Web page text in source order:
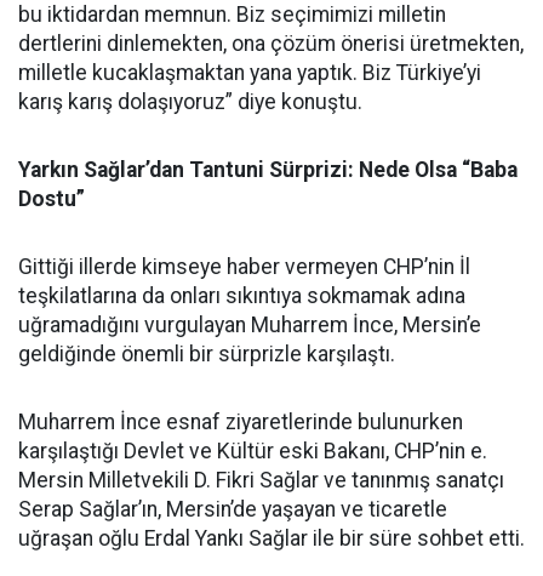
bu iktidardan memnun. Biz seçimimizi milletin
dertlerini dinlemekten, ona çözüm önerisi üretmekten,
milletle kucaklaşmaktan yana yaptık. Biz Türkiye’yi
karış karış dolaşıyoruz” diye konuştu.
Yarkın Sağlar’dan Tantuni Sürprizi: Nede Olsa “Baba
Dostu”
Gittiği illerde kimseye haber vermeyen CHP’nin İl
teşkilatlarına da onları sıkıntıya sokmamak adına
uğramadığını vurgulayan Muharrem İnce, Mersin’e
geldiğinde önemli bir sürprizle karşılaştı.
Muharrem İnce esnaf ziyaretlerinde bulunurken
karşılaştığı Devlet ve Kültür eski Bakanı, CHP’nin e.
Mersin Milletvekili D. Fikri Sağlar ve tanınmış sanatçı
Serap Sağlar’ın, Mersin’de yaşayan ve ticaretle
uğraşan oğlu Erdal Yankı Sağlar ile bir süre sohbet etti.